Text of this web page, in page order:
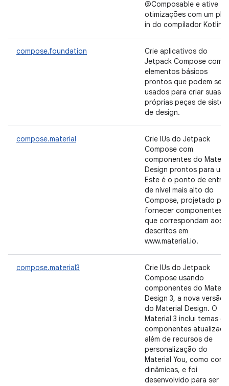
@Composable e ative
otimizações com um
in do compilador Kotlin.
compose.foundation
Crie aplicativos do
Jetpack Compose com
elementos básicos
prontos que podem ser
usados para criar suas
próprias peças de
de design.
compose.material
Crie IUs do Jetpack
Compose com
componentes do
Design prontos para
Este é o ponto de
de nível mais alto do
Compose, projetado
fornecer componentes
que correspondam aos
descritos em
www.material.io.
compose.material3
Crie IUs do Jetpack
Compose usando
componentes do
Design 3, a nova versão
do Material Design. O
Material 3 inclui temas e
componentes
além de recursos de
personalização do
Material You, como cores
dinâmicas, e foi
desenvolvido para ser